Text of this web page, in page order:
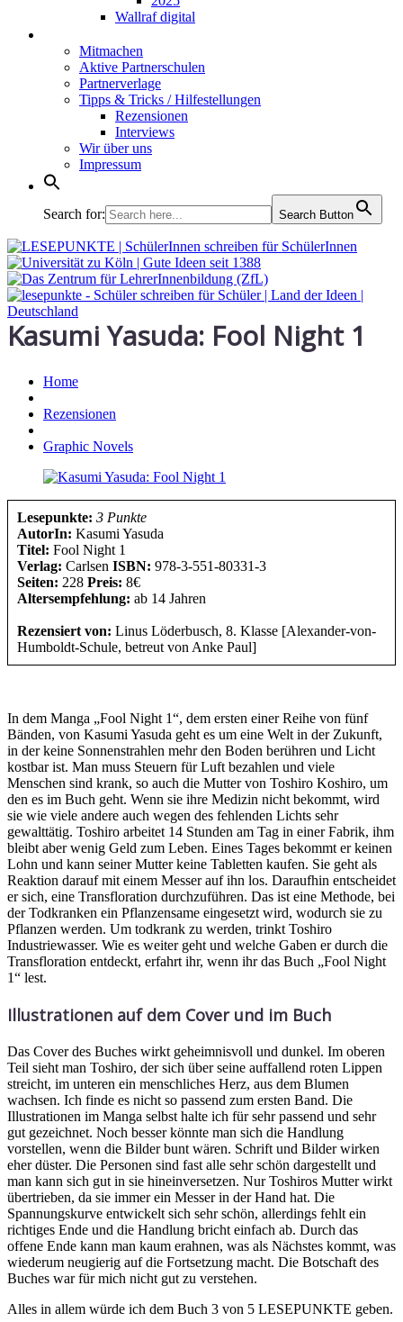
Wallraf digital
Mitmachen
Aktive Partnerschulen
Partnerverlage
Tipps & Tricks / Hilfestellungen
Rezensionen
Interviews
Wir über uns
Impressum
Search for: Search Button
Kasumi Yasuda: Fool Night 1
Home
Rezensionen
Graphic Novels
Lesepunkte: 3 Punkte
AutorIn: Kasumi Yasuda
Titel: Fool Night 1
Verlag: Carlsen ISBN: 978-3-551-80331-3
Seiten: 228 Preis: 8€
Altersempfehlung: ab 14 Jahren
Rezensiert von: Linus Löderbusch, 8. Klasse [Alexander-von-
Humboldt-Schule, betreut von Anke Paul]
In dem Manga „Fool Night 1“, dem ersten einer Reihe von fünf
Bänden, von Kasumi Yasuda geht es um eine Welt in der Zukunft,
in der keine Sonnenstrahlen mehr den Boden berühren und Licht
kostbar ist. Man muss Steuern für Luft bezahlen und viele
Menschen sind krank, so auch die Mutter von Toshiro Koshiro, um
den es im Buch geht. Wenn sie ihre Medizin nicht bekommt, wird
sie wie viele andere auch wegen des fehlenden Lichts sehr
gewalttätig. Toshiro arbeitet 14 Stunden am Tag in einer Fabrik, ihm
bleibt aber wenig Geld zum Leben. Eines Tages bekommt er keinen
Lohn und kann seiner Mutter keine Tabletten kaufen. Sie geht als
Reaktion darauf mit einem Messer auf ihn los. Daraufhin entscheidet
er sich, eine Transfloration durchzuführen. Das ist eine Methode, bei
der Todkranken ein Pflanzensame eingesetzt wird, wodurch sie zu
Pflanzen werden. Um todkrank zu werden, trinkt Toshiro
Industriewasser. Wie es weiter geht und welche Gaben er durch die
Transfloration entdeckt, erfahrt ihr, wenn ihr das Buch „Fool Night
1“ lest.
Illustrationen auf dem Cover und im Buch
Das Cover des Buches wirkt geheimnisvoll und dunkel. Im oberen
Teil sieht man Toshiro, der sich über seine auffallend roten Lippen
streicht, im unteren ein menschliches Herz, aus dem Blumen
wachsen. Ich finde es nicht so passend zum ersten Band. Die
Illustrationen im Manga selbst halte ich für sehr passend und sehr
gut gezeichnet. Noch besser könnte man sich die Handlung
vorstellen, wenn die Bilder bunt wären. Schrift und Bilder wirken
eher düster. Die Personen sind fast alle sehr schön dargestellt und
man kann sich gut in sie hineinversetzen. Nur Toshiros Mutter wirkt
übertrieben, da sie immer ein Messer in der Hand hat. Die
Spannungskurve entwickelt sich sehr schön, allerdings fehlt ein
richtiges Ende und die Handlung bricht einfach ab. Durch das
offene Ende kann man kaum erahnen, was als Nächstes kommt, was
wiederum neugierig auf die Fortsetzung macht. Die Botschaft des
Buches war für mich nicht gut zu verstehen.
Alles in allem würde ich dem Buch 3 von 5 LESEPUNKTE geben.